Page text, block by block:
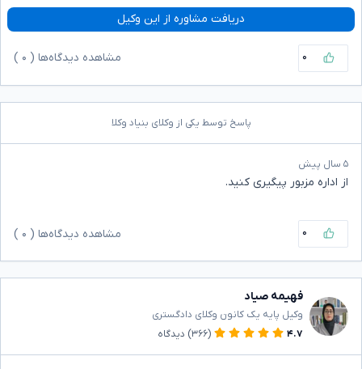
دریافت مشاوره از این وکیل
۰ مشاهده دیدگاه‌ها ( ۰
پاسخ توسط یکی از وکلای بنیاد وکلا
۵ سال پیش
از اداره مزبور پیگیری کنید.
۰ مشاهده دیدگاه‌ها ( ۰
فهیمه صیاد
وکیل پایه یک کانون وکلای دادگستری
۴.۷
(۳۶۶) دیدگاه